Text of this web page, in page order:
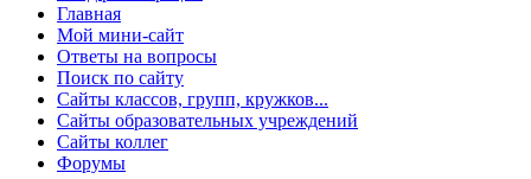
Главная
Мой мини-сайт
Ответы на вопросы
Поиск по сайту
Сайты классов, групп, кружков...
Сайты образовательных учреждений
Сайты коллег
Форумы